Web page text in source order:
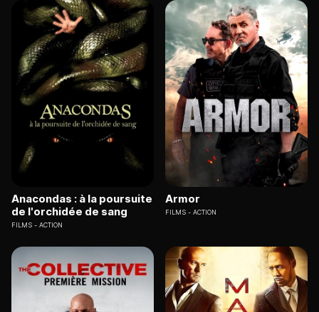
Anacondas : à la poursuite
de l'orchidée de sang
FILMS ACTION
Armor
FILMS ACTION